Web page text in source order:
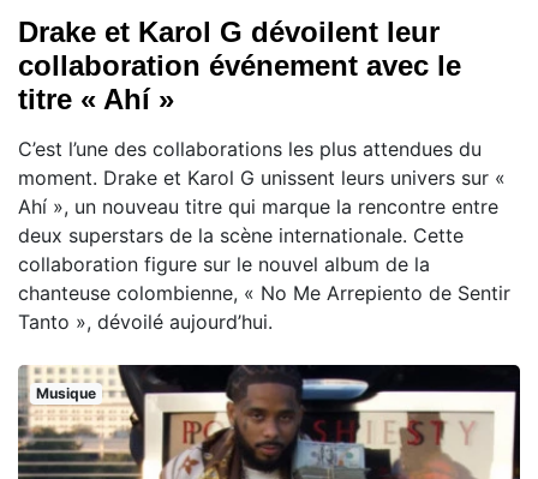
Drake et Karol G dévoilent leur
collaboration événement avec le
titre « Ahí »
C’est l’une des collaborations les plus attendues du
moment. Drake et Karol G unissent leurs univers sur «
Ahí », un nouveau titre qui marque la rencontre entre
deux superstars de la scène internationale. Cette
collaboration figure sur le nouvel album de la
chanteuse colombienne, « No Me Arrepiento de Sentir
Tanto », dévoilé aujourd’hui.
Musique